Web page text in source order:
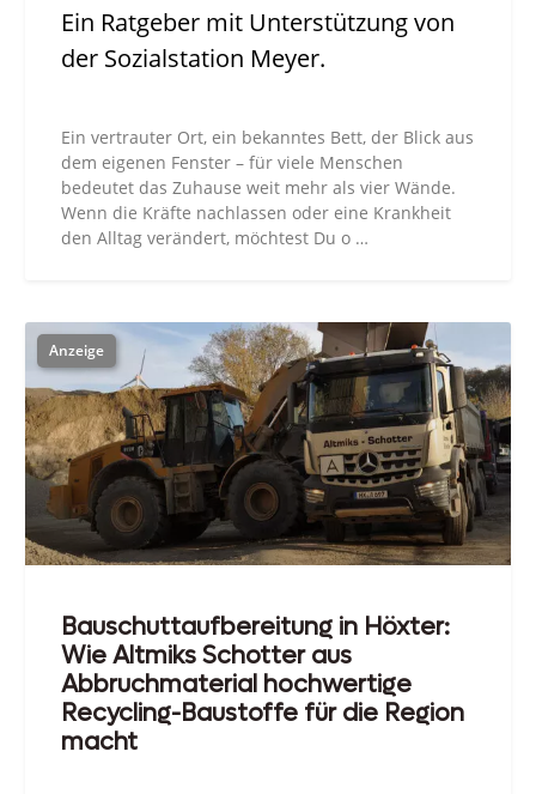
Ein Ratgeber mit Unterstützung von
der Sozialstation Meyer.
Ein vertrauter Ort, ein bekanntes Bett, der Blick aus
dem eigenen Fenster – für viele Menschen
bedeutet das Zuhause weit mehr als vier Wände.
Wenn die Kräfte nachlassen oder eine Krankheit
den Alltag verändert, möchtest Du o …
Bauschuttaufbereitung in Höxter:
Wie Altmiks Schotter aus
Abbruchmaterial hochwertige
Recycling-Baustoffe für die Region
macht